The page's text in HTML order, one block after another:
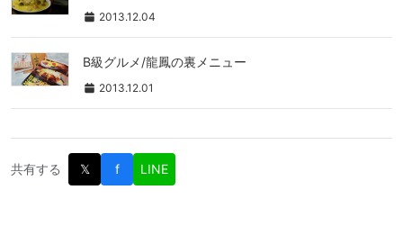
2013.12.04
B級グルメ/龍鳳の裏メニュー
2013.12.01
共有する 𝕏 f LINE